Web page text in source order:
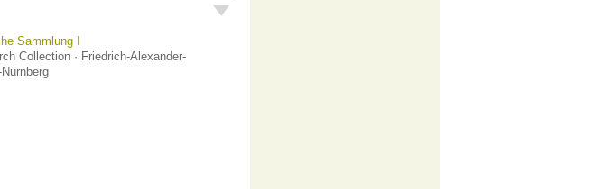
Sammlung I
Collection · Friedrich-Alexander-